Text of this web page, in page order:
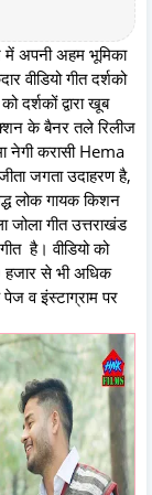
में अपनी अहम भूमिका
वीडियो गीत दर्शको
दर्शकों द्वारा खूब
के बैनर तले रिलीज
नेगी करासी Hema
जगता उदाहरण है,
लोक गायक किशन
जोला गीत उत्तराखंड
है। वीडियो को
हजार से भी अधिक
व इंस्टाग्राम पर